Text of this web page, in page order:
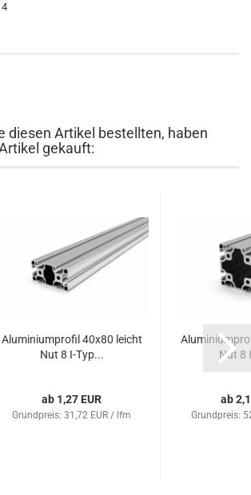
diesen Artikel bestellten, haben
gekauft:
Aluminiumprofil 40x80 leicht
Nut 8 I-Typ...
ab 1,27 EUR
Grundpreis: 31,72 EUR / lfm
Nut 8
ab
Grundpreis: